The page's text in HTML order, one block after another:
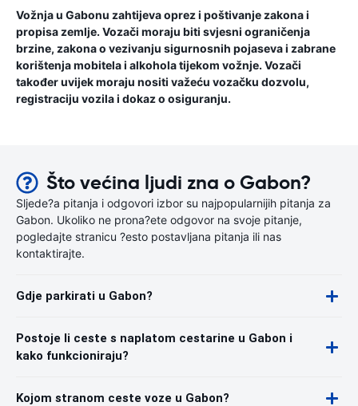
Vožnja u Gabonu zahtijeva oprez i poštivanje zakona i
propisa zemlje. Vozači moraju biti svjesni ograničenja
brzine, zakona o vezivanju sigurnosnih pojaseva i zabrane
korištenja mobitela i alkohola tijekom vožnje. Vozači
također uvijek moraju nositi važeću vozačku dozvolu,
registraciju vozila i dokaz o osiguranju.
Što većina ljudi zna o Gabon?
Sljede?a pitanja i odgovori izbor su najpopularnijih pitanja za
Gabon. Ukoliko ne prona?ete odgovor na svoje pitanje,
pogledajte stranicu ?esto postavljana pitanja ili nas
kontaktirajte.
Gdje parkirati u Gabon?
Postoje li ceste s naplatom cestarine u Gabon i
kako funkcioniraju?
Kojom stranom ceste voze u Gabon?